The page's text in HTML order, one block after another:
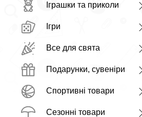
Іграшки та приколи
Ігри
Все для свята
Подарунки, сувеніри
Спортивні товари
Сезонні товари